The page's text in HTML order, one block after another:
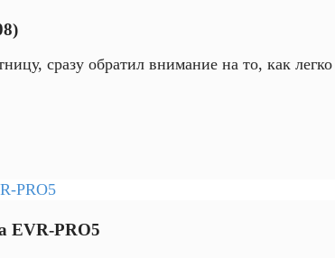
сразу обратил внимание на то, как
EVR-PRO5